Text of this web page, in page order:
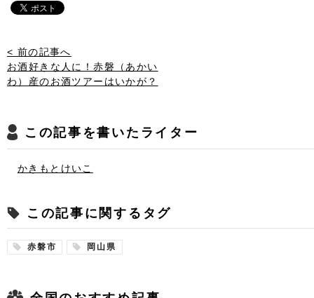
< 前の記事へ
お酒好きな人に！赤磐（あかい
わ）産のお酒ツアーはいかが？
この記事を書いたライター
かきもとけいこ
この記事に関するタグ
赤磐市 岡山県